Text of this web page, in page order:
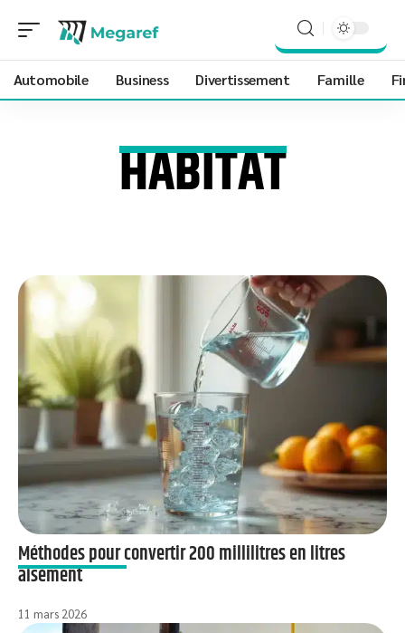
Automobile Business Divertissement Famille
HABITAT
Méthodes pour convertir 200 millilitres en litres
aisément
11 mars 2026